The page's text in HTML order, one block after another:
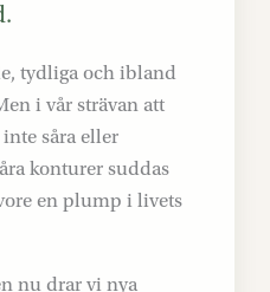
tydliga och ibland
i vår strävan att
såra eller
konturer suddas
en plump i livets
nu drar vi nya